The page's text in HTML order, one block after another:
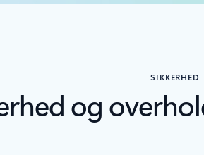
SIKKERHED
og